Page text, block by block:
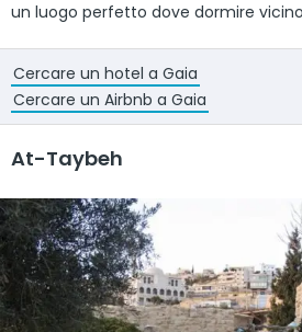
un luogo perfetto dove dormire
Cercare un hotel a Gaia
Cercare un Airbnb a Gaia
At-Taybeh